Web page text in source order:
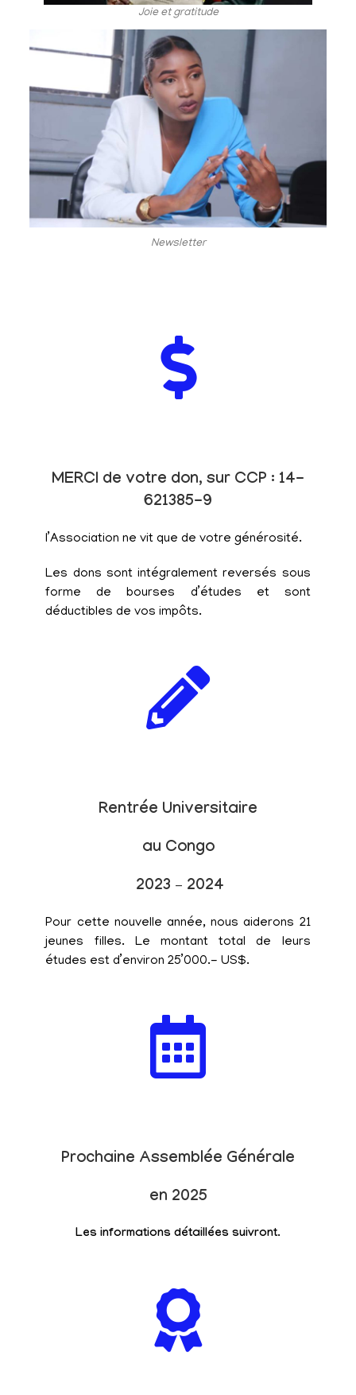
Joie et gratitude
Newsletter
MERCI de votre don, sur CCP : 14-
621385-9
l’Association ne vit que de votre générosité.
Les dons sont intégralement reversés sous
forme de bourses d’études et sont
déductibles de vos impôts.
Rentrée Universitaire
au Congo
2023 – 2024
Pour cette nouvelle année, nous aiderons 21
jeunes filles. Le montant total de leurs
études est d’environ 25’000.- US$.
Prochaine Assemblée Générale
en 2025
Les informations détaillées suivront.